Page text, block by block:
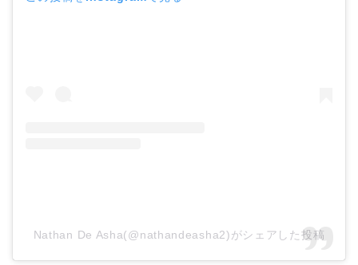
Nathan De Asha(@nathandeasha2)がシェアした投稿